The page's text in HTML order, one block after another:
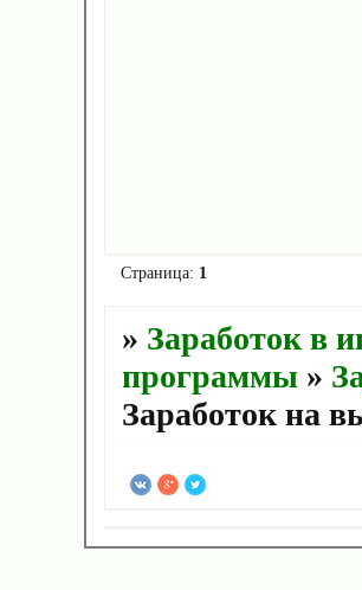
Страница: 1
» Заработок в
программы »
Заработок на